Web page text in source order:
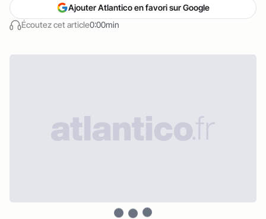
Écoutez cet article0:00min
Ajouter Atlantico en favori sur Google